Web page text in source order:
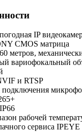
IP
CMOS матрица
метров,
вариофокальный
и RTSP
подключения
рабочей
сервиса IPEYE